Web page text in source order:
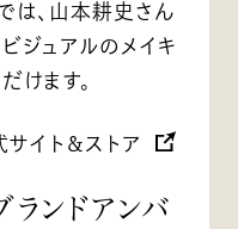
は、山本耕史さん
ジュアルのメイキ
けます。
サイト＆ストア
ンドアンバ